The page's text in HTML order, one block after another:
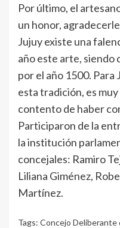
Por último, el
un honor,
Jujuy existe una
año este arte, siendo
por el año 1500.
esta tradición, es
contento de haber
Participaron de la
la institución
concejales: Ramiro
Liliana Giménez,
Martínez.
Tags: Concejo Deliberante